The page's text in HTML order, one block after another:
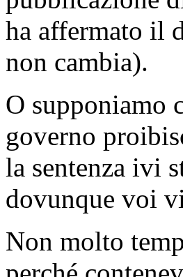
ha affermato il
non cambia).
O supponiamo
governo
la sentenza ivi
dovunque voi
Non molto